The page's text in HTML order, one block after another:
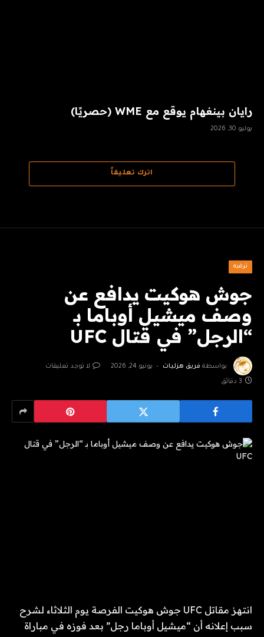
رايان بينغهام يوقع مع WME (حصريًا)
يوليو 30, 2026
اترك تعليقاً
ترفيه
جوش هوكيت يدافع عن
وصف ميشيل أوباما بـ
“الرجل” في قتال UFC
بواسطة فريق هزليات يونيو 24, 2026 لا توجد تعليقات
3 دقائق
انتهز مقاتل UFC جوش هوكيت الفرصة يوم الثلاثاء لشرح
سبب إعلانه أن “ميشيل أوباما رجل” بعد فوزه في مباراة